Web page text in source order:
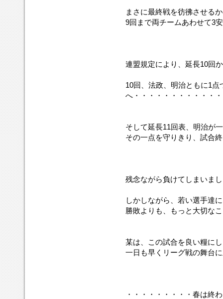
まさに最終戦を彷彿させる
9回まで両チームあわせて3
連盟規定により、延長10回
10回、法政、明治ともに1点
へ・・・・・・・・・・・
そして延長11回表、明治が
その一点を守りきり、試合
残念ながら負けてしまいま
しかしながら、若い選手達
勝敗よりも、もっと大切な
某は、この試合を良い糧に
一日も早くリーグ戦の舞台
・・・・・・・・・春は終